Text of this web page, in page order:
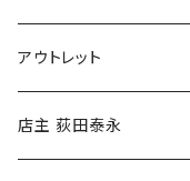
マグカップ
傘
アウトレット
店主 荻田泰永